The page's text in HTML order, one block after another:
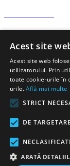
Informatii de
Comandă rapidă
358 555
Puncte de lucru
Acest site
Acest site web
utilizatorului. Prin
toate cookie-urile în
urile.Află mai multe
STRICT
DE TARGETARE
ARATĂ